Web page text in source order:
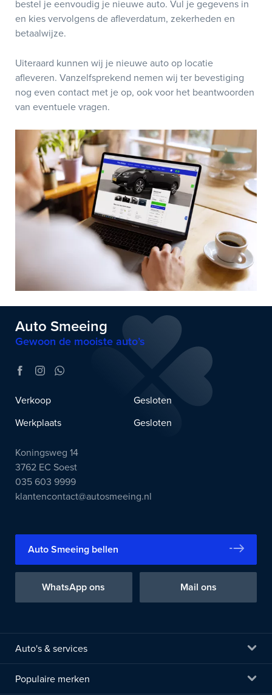
bestel je eenvoudig je nieuwe auto. Vul je gegevens in
en kies vervolgens de afleverdatum, zekerheden en
betaalwijze.
Uiteraard kunnen wij je nieuwe auto op locatie
afleveren. Vanzelfsprekend nemen wij ter bevestiging
nog even contact met je op, ook voor het beantwoorden
van eventuele vragen.
Auto Smeeing
Gewoon de mooiste auto’s
Verkoop
Gesloten
Werkplaats
Gesloten
Koningsweg 14
3762 EC Soest
035 603 9999
klantencontact@autosmeeing.nl
Auto Smeeing bellen
WhatsApp ons Mail ons
Auto's & services
Populaire merken